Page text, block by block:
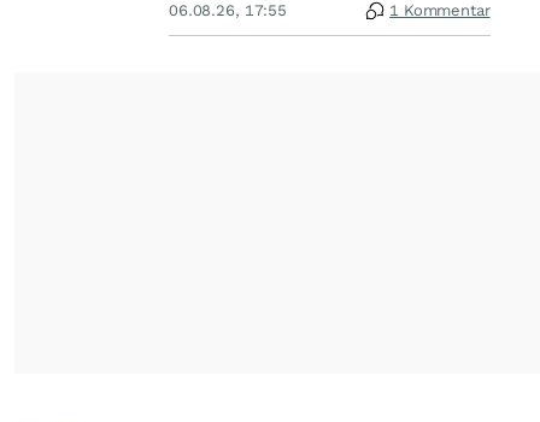
06.08.26, 17:55 1 Kommentar